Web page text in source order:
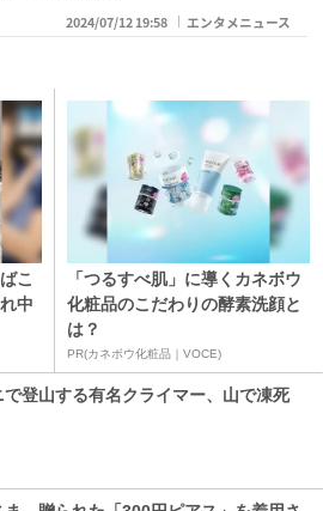
2024/07/12 19:58 エンタメニュース
こ
中
「つるすべ肌」に導くカネボウ
化粧品のこだわりの酵素洗顔と
は？
PR(カネボウ化粧品｜VOCE)
で登山する有名クライマー、山で凍死